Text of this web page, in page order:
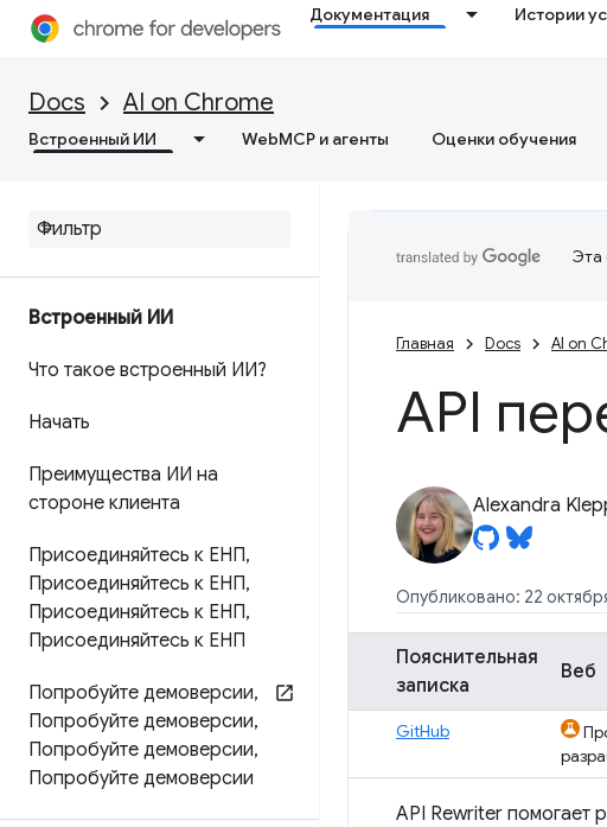
Документация Истории
Docs AI on Chrome
Встроенный ИИ WebMCP и агенты Оценки обучения
Встроенный ИИ
Что такое встроенный ИИ?
Начать
Преимущества ИИ на
стороне клиента
Присоединяйтесь к ЕНП,
Присоединяйтесь к ЕНП,
Присоединяйтесь к ЕНП,
Присоединяйтесь к ЕНП
Попробуйте демоверсии,
Попробуйте демоверсии,
Попробуйте демоверсии,
Попробуйте демоверсии
Эта
Главная Docs AI on
API
Alexandra
Опубликовано: 22
Пояснительная
записка
Веб
GitHub
API Rewriter помогает